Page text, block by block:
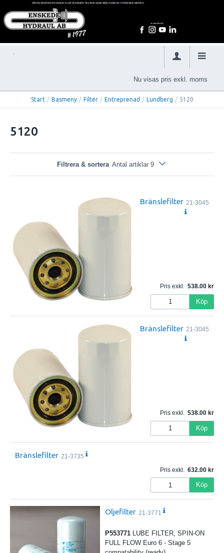
Nu visas pris exkl. moms
Start / Basmeny / Filter / Entreprenad / Lundberg / 5120
5120
Filtrera & sortera Antal artiklar 9
Bränslefilter 21-3045
Pris exkl. 538.00
Köp
Bränslefilter 21-3045
Pris exkl. 538.00
Köp
Bränslefilter 21-3735
Pris exkl.
632.00
Köp
Oljefilter 21-3771
P553771LUBE FILTER, SPIN-ON
FULL FLOW Euro 6 - Stage 5